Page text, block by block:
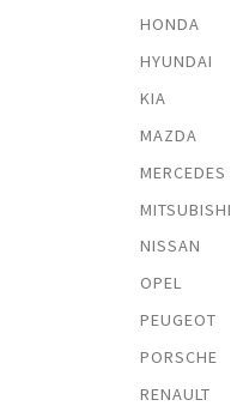
HONDA
HYUNDAI
KIA
MAZDA
MERCEDES
MITSUBISHI
NISSAN
OPEL
PEUGEOT
PORSCHE
RENAULT